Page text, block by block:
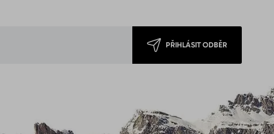
PŘIHLÁSIT ODBĚR